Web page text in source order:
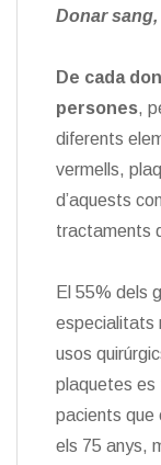
Donar
De cada
persones,
diferents
vermells,
d’aquests
tractaments
El 55% dels
especialitats
usos
plaquetes es
pacients que
els 75 anys,